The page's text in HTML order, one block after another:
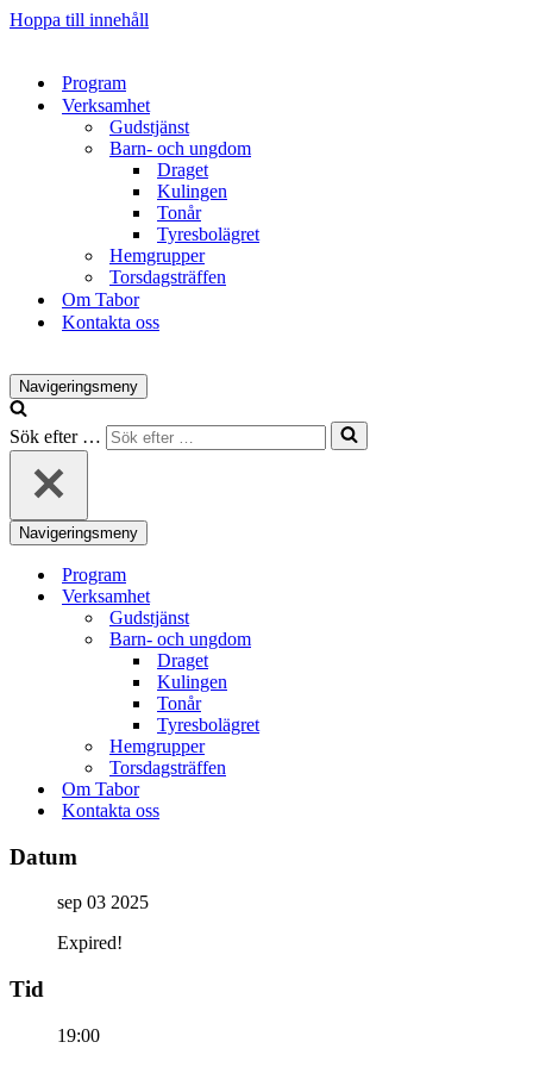
Hoppa till innehåll
Program
Verksamhet
Gudstjänst
Barn- och ungdom
Draget
Kulingen
Tonår
Tyresbolägret
Hemgrupper
Torsdagsträffen
Om Tabor
Kontakta oss
Navigeringsmeny
Sök efter …
Navigeringsmeny
Program
Verksamhet
Gudstjänst
Barn- och ungdom
Draget
Kulingen
Tonår
Tyresbolägret
Hemgrupper
Torsdagsträffen
Om Tabor
Kontakta oss
Datum
sep 03 2025
Expired!
Tid
19:00